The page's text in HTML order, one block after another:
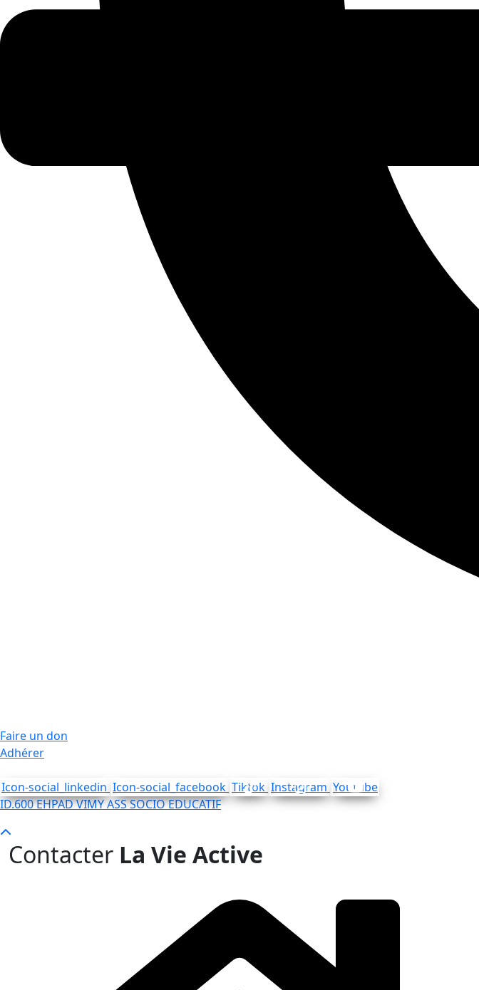
Faire un don
Adhérer
Icon-social_linkedin Icon-social_facebook Tiktok Instagram Youtube
ID.600 EHPAD VIMY ASS SOCIO EDUCATIF
Contacter La Vie Active